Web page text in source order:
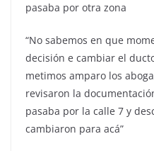
pasaba por otra zona
“No sabemos en que
decisión e cambiar el
metimos amparo los
revisaron la
pasaba por la calle 7 y
cambiaron para acá”